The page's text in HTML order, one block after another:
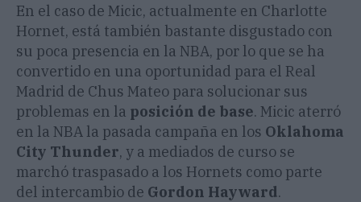
En el caso de Micic, actualmente en Charlotte
Hornet, está también bastante disgustado con
su poca presencia en la NBA, por lo que se ha
convertido en una oportunidad para el Real
Madrid de Chus Mateo para solucionar sus
problemas en la posición de base. Micic aterró
en la NBA la pasada campaña en los Oklahoma
City Thunder, y a mediados de curso se
marchó traspasado a los Hornets como parte
del intercambio de Gordon Hayward.